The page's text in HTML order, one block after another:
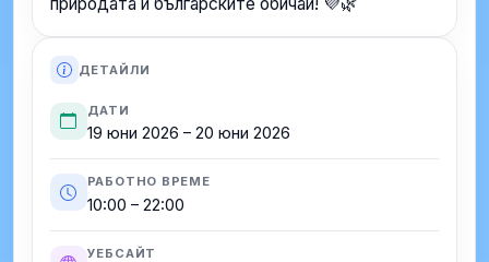
природата и българските обичаи! 💜🌿
ДЕТАЙЛИ
ДАТИ
19 юни 2026 – 20 юни 2026
РАБОТНО ВРЕМЕ
10:00 – 22:00
УЕБСАЙТ